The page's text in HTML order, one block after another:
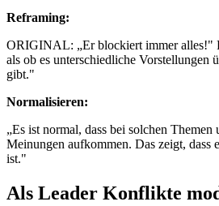
Reframing:
ORIGINAL: „Er blockiert immer alles!"
als ob es unterschiedliche Vorstellungen
gibt."
Normalisieren:
„Es ist normal, dass bei solchen Themen
Meinungen aufkommen. Das zeigt, dass
ist."
Als Leader Konflikte